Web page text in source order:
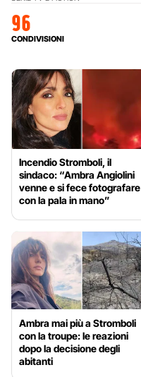
96
CONDIVISIONI
Incendio Stromboli, il
sindaco: “Ambra Angiolini
venne e si fece fotografare
con la pala in mano”
Ambra mai più a Stromboli
con la troupe: le reazioni
dopo la decisione degli
abitanti